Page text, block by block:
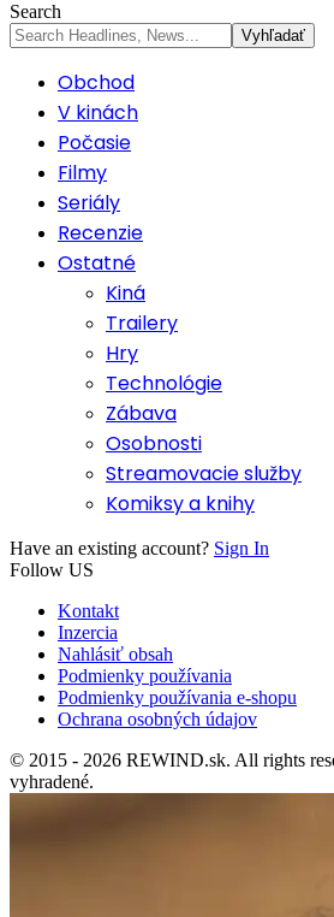
Search
Obchod
V kinách
Počasie
Filmy
Seriály
Recenzie
Ostatné
Kiná
Trailery
Hry
Technológie
Zábava
Osobnosti
Streamovacie služby
Komiksy a knihy
Have an existing account? Sign In
Follow US
Kontakt
Inzercia
Nahlásiť obsah
Podmienky používania
Podmienky používania e-shopu
Ochrana osobných údajov
© 2015 - 2026 REWIND.sk. All rights
vyhradené.